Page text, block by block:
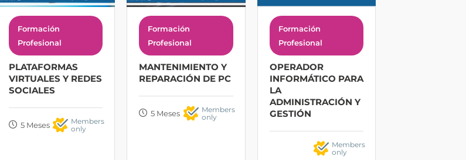
Formación
Profesional
PLATAFORMAS
VIRTUALES Y REDES
SOCIALES
5 Meses
Members
only
Formación
Profesional
MANTENIMIENTO Y
REPARACIÓN DE PC
5 Meses
Members
only
Formación
Profesional
OPERADOR
INFORMÁTICO PARA
LA
ADMINISTRACIÓN Y
GESTIÓN
Members
only